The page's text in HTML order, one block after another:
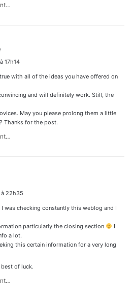
t17h14
with all of the ideas you have offered on
and will definitely work. Still, the
May you please prolong them a little
Thanks for the post.
22h35
I was checking constantly this weblog and I
particularly the closing section
I
a lot.
this certain information for a very long
of luck.